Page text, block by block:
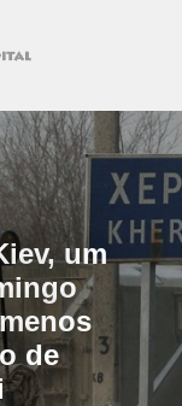
um
de